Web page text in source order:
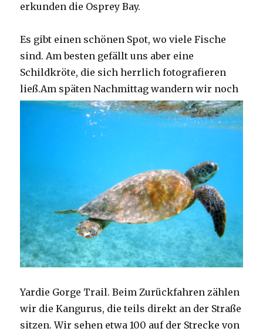
erkunden die Osprey Bay.
Es gibt einen schönen Spot, wo viele Fische
sind. Am besten gefällt uns aber eine
Schildkröte, die sich herrlich fotografieren
ließ.Am späten Nachmittag wandern wir noch
Yardie Gorge Trail. Beim Zurückfahren zählen
wir die Kangurus, die teils direkt an der Straße
sitzen. Wir sehen etwa 100 auf der Strecke von